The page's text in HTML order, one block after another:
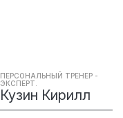
ПЕРСОНАЛЬНЫЙ ТРЕНЕР -
ЭКСПЕРТ.
Кузин Кирилл